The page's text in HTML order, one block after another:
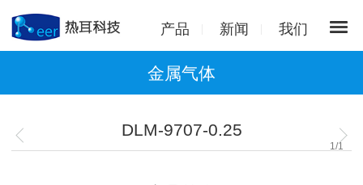
产品 新闻 我们
金属气体
DLM-9707-0.25
1 /1